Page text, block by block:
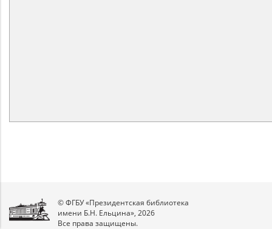
© ФГБУ «Президентская библиотека
имени Б.Н. Ельцина», 2026
Все права защищены.